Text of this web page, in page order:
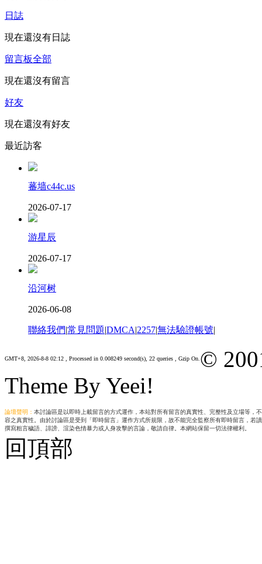
日誌
現在還沒有日誌
留言板全部
現在還沒有留言
好友
現在還沒有好友
最近訪客
蕃墙c44c.us
2026-07-17
游星辰
2026-07-17
沿河树
2026-06-08
聯絡我們|常見問題|DMCA|2257|無法驗證帳號|
GMT+8, 2026-8-8 02:12 , Processed in 0.008249 second(s), 22 queries , Gzip On. ©
Theme By Yeei!
論壇聲明： 本討論區是以即時上載留言的方式運作，本站對所有留言的真實性、完整性及立場等
容之真實性。由於討論區是受到「即時留言」運作方式所規限，故不能完全監察所有即時留言，
撰寫粗言穢語、誹謗、渲染色情暴力或人身攻擊的言論，敬請自律。本網站保留一切法律權利。
回頂部